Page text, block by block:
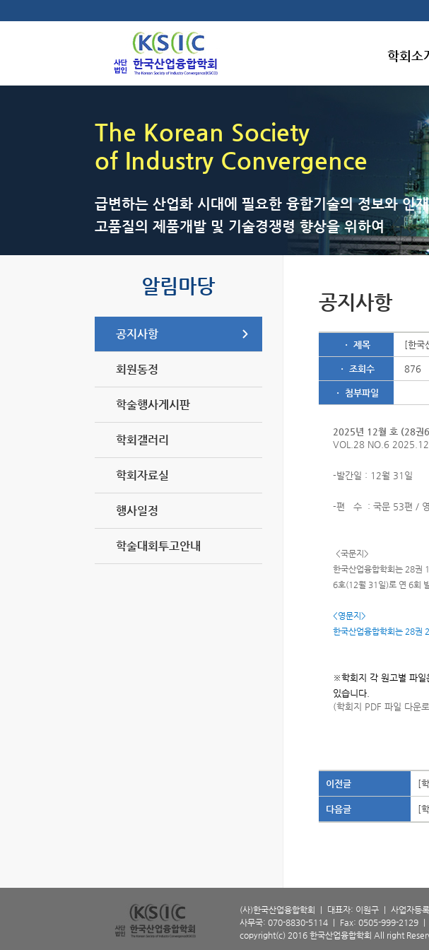
학회소
The Korean Society
of Industry Convergence
급변하는 산업화 시대에 필요한 융합기술의 정보와 인
고품질의 제품개발 및 기술경쟁령 향상을 위하여
알림마당
공지사항
회원동정
학술행사게시판
학회갤러리
학회자료실
행사일정
학술대회투고안내
공지사항
ㆍ 제목 [한국
ㆍ 조회수 876
ㆍ 첨부파일
2025년 12월 호 (28권
VOL.28 NO.6
-발간일 : 12월 31일
-편 수 : 국문 53편 / 영
<국문지>
한국산업융합학회는 28
6호(12월 31일)로 연 6회
<영문지>
한국산업융합학회는 28권
※학회지 각 원고별 파일
있습니다.
(학회지 PDF 파일 다운
이전글 [
다음글 [
(사)한국산업융합학회 ㅣ 대표자: 이원구 ㅣ 사업자
사무국: 070-8830-5114 ㅣ Fax: 0505-999-2129
copyright(c) 2016 한국산업융합학회 All right